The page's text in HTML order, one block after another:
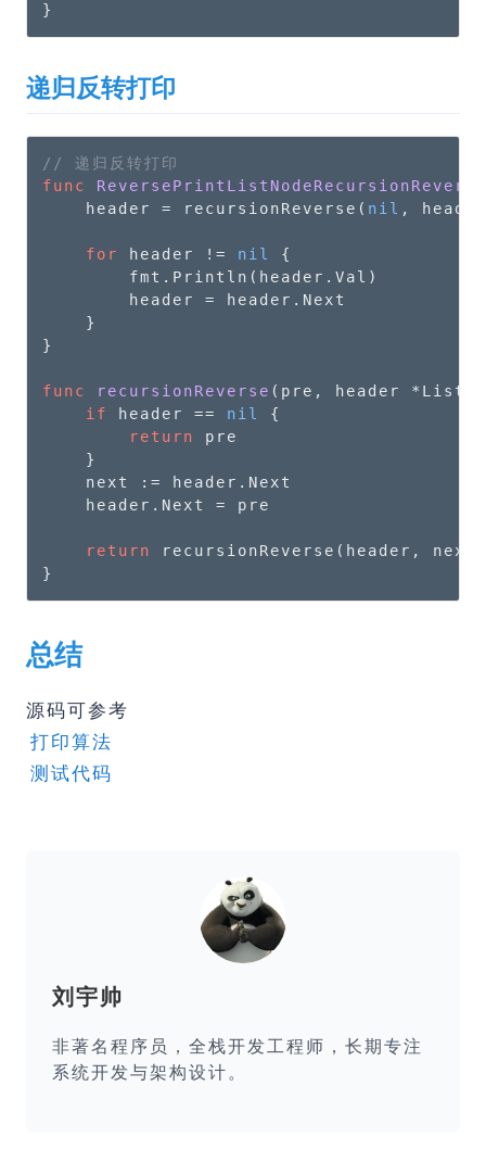
}
递归反转打印
// 递归反转打印
func
ReversePrintListNodeRecursionReverse
    header = recursionReverse(
nil ,
for header != nil
{
        fmt.Println(header.Val)
        header = header.Next
    }
}
func recursionReverse (pre, header
if
header == nil
{
return
pre
    }
    next := header.Next
    header.Next = pre
return
recursionReverse(header, next)
}
总结
源码可参考
打印算法
测试代码
刘宇帅
非著名程序员，全栈开发工程师，长期专注
系统开发与架构设计。